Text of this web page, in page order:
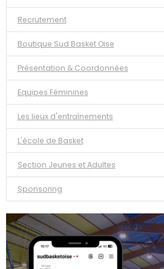
Recrutement
Boutique Sud Basket Oise
Présentation & Coordonnées
Equipes Féminines
Les lieux d'entraînements
L'école de Basket
Section Jeunes et Adultes
Sponsoring